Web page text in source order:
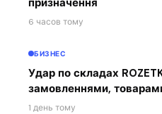
призначення
6 часов тому
БИЗНЕС
Удар по складах
замовленнями,
1 день тому